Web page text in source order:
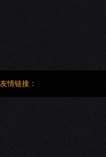
友情链接：